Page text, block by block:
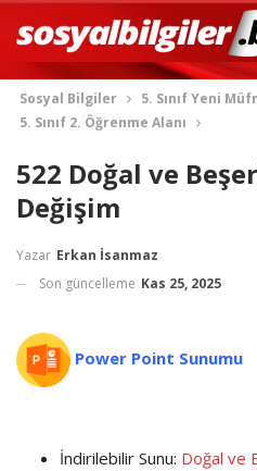
Sosyal Bilgiler
5. Sınıf Yeni
5. Sınıf 2. Öğrenme Alanı
522 Doğal ve
Değişim
Yazar Erkan İsanmaz
Son güncelleme Kas 25, 2025
Power Point Sunumu
İndirilebilir Sunu: Doğal ve